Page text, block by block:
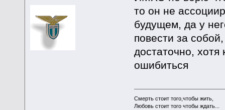
то он не
будущем, да у
повести за
достаточно, хотя
ошибиться
Смерть стоит того,чтобы жить,
Любовь стоит того чтобы ждать...